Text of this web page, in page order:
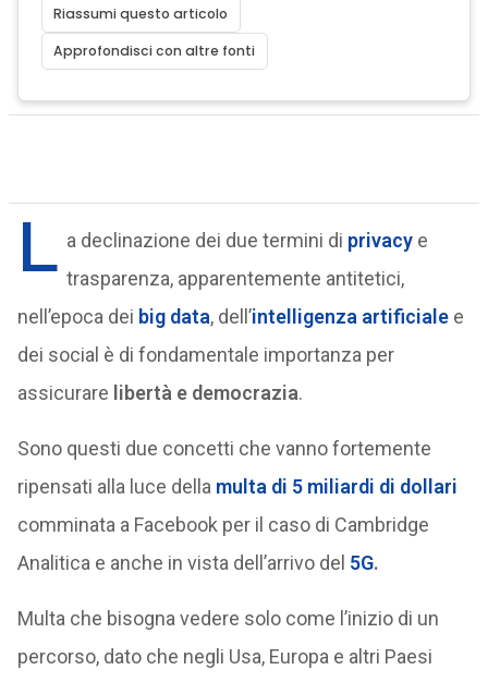
Riassumi questo articolo
Approfondisci con altre fonti
L a declinazione dei due termini di privacy e
trasparenza, apparentemente antitetici,
nell’epoca dei big data, dell’intelligenza artificialee
dei social è di fondamentale importanza per
assicurare libertà e democrazia.
Sono questi due concetti che vanno fortemente
ripensati alla luce della multa di 5 miliardi di dollari
comminata a Facebook per il caso di Cambridge
Analitica e anche in vista dell’arrivo del 5G.
Multa che bisogna vedere solo come l’inizio di un
percorso, dato che negli Usa, Europa e altri Paesi